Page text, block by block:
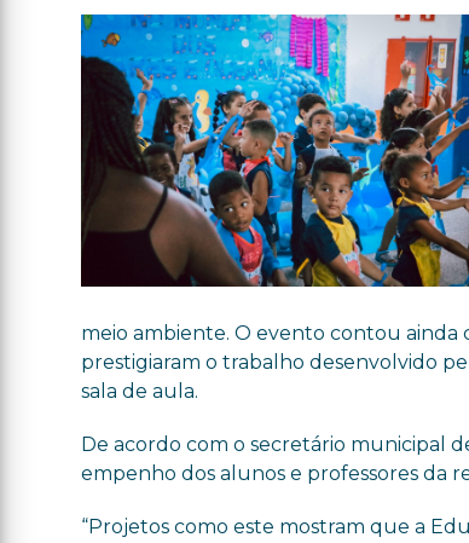
meio ambiente. O evento contou ainda
prestigiaram o trabalho desenvolvido
sala de aula.
De acordo com o secretário municipal
empenho dos alunos e professores da
“Projetos como este mostram que a